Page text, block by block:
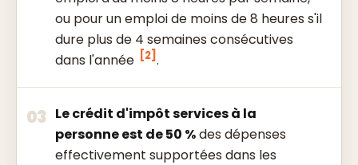
ou pour un emploi de moins de 8 heures s'il
dure plus de 4 semaines consécutives
dans l'année
[2] .
03 Le crédit d'impôt services à la
personne est de 50 %des dépenses
effectivement supportées dans les